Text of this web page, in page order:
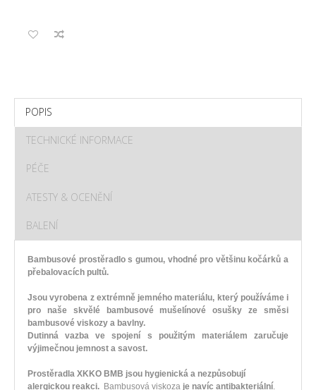
POPIS
TECHNICKÉ INFORMACE
PÉČE
ATESTY & OCENĚNÍ
BALENÍ
Bambusové prostěradlo s gumou, vhodné pro většinu kočárků a
přebalovacích pultů.
Jsou vyrobena z extrémně jemného materiálu, který používáme i
pro naše skvělé bambusové mušelínové osušky ze směsi
bambusové viskozy a bavlny.
Dutinná vazba ve spojení s použitým materiálem zaručuje
výjimečnou jemnost a savost.
Prostěradla XKKO BMB jsou hygienická a nezpůsobují
alergickou reakci. Bambusová viskoza je navíc antibakteriální.